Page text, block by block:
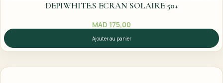
DEPIWHITE.S ECRAN SOLAIRE 50+
MAD 175,00
Ajouter au panier